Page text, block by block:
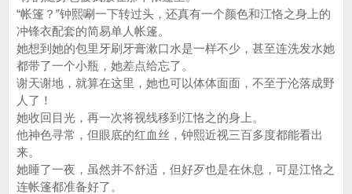
“帐篷？”钟熙唰一下转过头，还真有一个颜色和江恪之身上的
冲锋衣配套的简易单人帐篷。
她想到她的包里牙刷牙膏漱口水是一样不少，甚至连洗发水她
都带了一个小瓶，她差点给忘了。
谢天谢地，就算在这里，她也可以体体面面，不至于沦落成野
人了！
她收回目光，再一次将视线移到江恪之的身上。
他神色寻常，但眼底的红血丝，钟熙近视三百多度都能看出
来。
她睡了一夜，虽然并不舒适，但好歹也是在休息，可是江恪之
连帐篷都准备好了。